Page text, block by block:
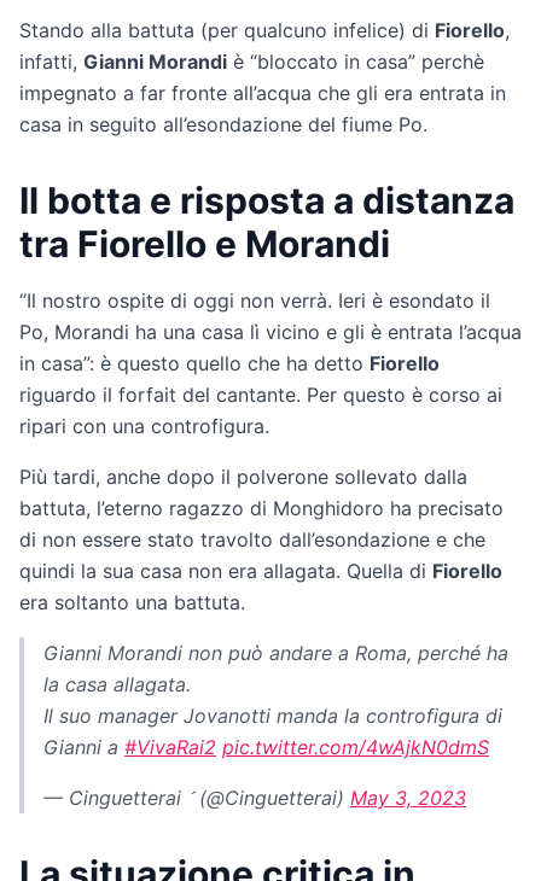
Stando alla battuta (per qualcuno infelice) di Fiorello,
infatti, Gianni Morandi è “bloccato in casa” perchè
impegnato a far fronte all’acqua che gli era entrata in
casa in seguito all’esondazione del fiume Po.
Il botta e risposta a distanza
tra Fiorello e Morandi
“Il nostro ospite di oggi non verrà. Ieri è esondato il
Po, Morandi ha una casa lì vicino e gli è entrata l’acqua
in casa”: è questo quello che ha detto Fiorello
riguardo il forfait del cantante. Per questo è corso ai
ripari con una controfigura.
Più tardi, anche dopo il polverone sollevato dalla
battuta, l’eterno ragazzo di Monghidoro ha precisato
di non essere stato travolto dall’esondazione e che
quindi la sua casa non era allagata. Quella di Fiorello
era soltanto una battuta.
Gianni Morandi non può andare a Roma, perché ha
la casa allagata.
Il suo manager Jovanotti manda la controfigura di
Gianni a #VivaRai2 pic.twitter.com/4wAjkN0dmS
— Cinguetterai  (@Cinguetterai) May 3, 2023